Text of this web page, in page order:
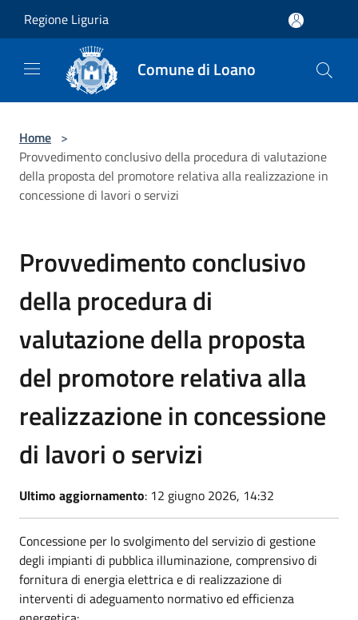
Regione Liguria
Comune di Loano
Home >
Provvedimento conclusivo della procedura di valutazione
della proposta del promotore relativa alla realizzazione in
concessione di lavori o servizi
Provvedimento conclusivo
della procedura di
valutazione della proposta
del promotore relativa alla
realizzazione in concessione
di lavori o servizi
Ultimo aggiornamento: 12 giugno 2026, 14:32
Concessione per lo svolgimento del servizio di gestione
degli impianti di pubblica illuminazione, comprensivo di
fornitura di energia elettrica e di realizzazione di
interventi di adeguamento normativo ed efficienza